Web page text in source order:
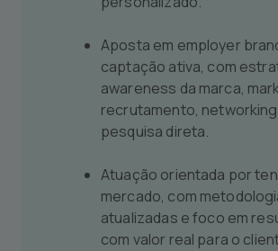
Aposta em employer
captação ativa, com
awareness da marca,
recrutamento,
pesquisa direta.
Atuação orientada por
mercado, com
atualizadas e foco em
com valor real para o